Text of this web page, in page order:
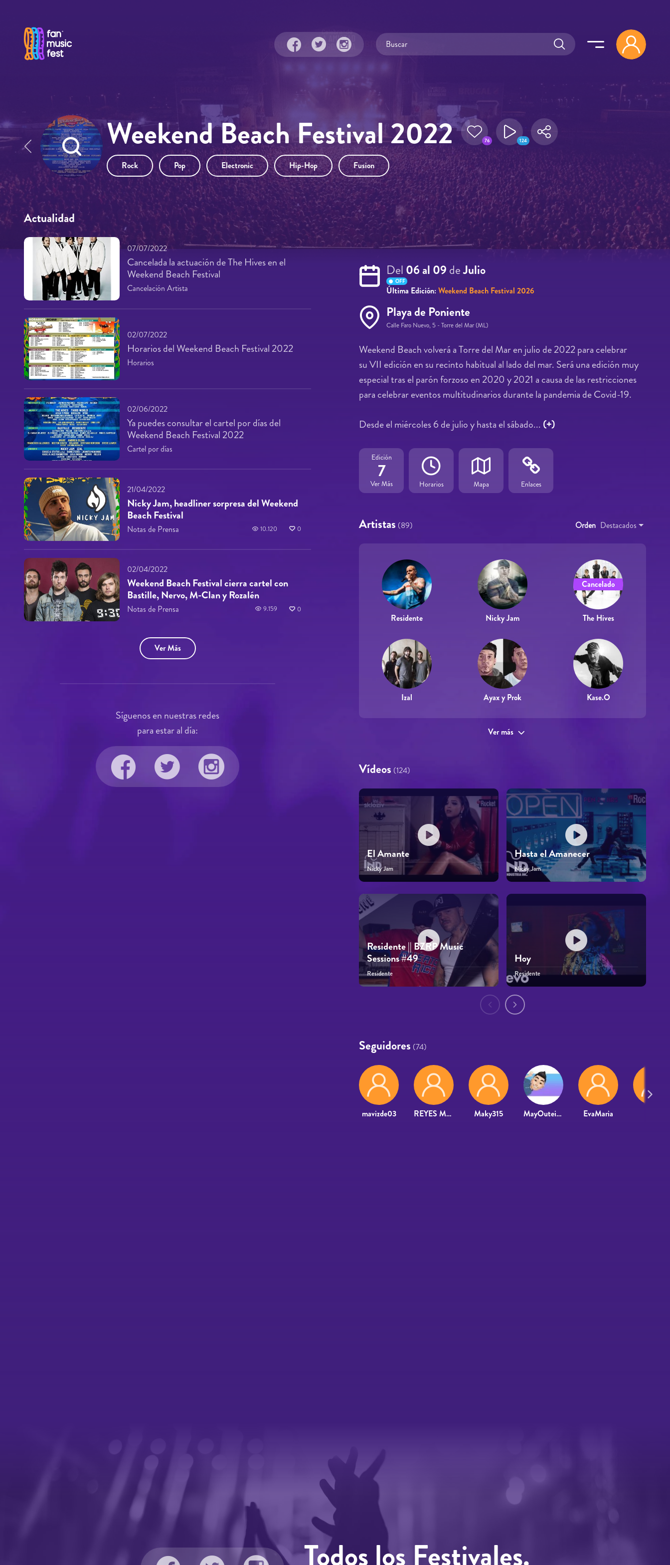
Weekend Beach Festival 2022 76 124
Rock Pop Electronic Hip-Hop Fusion
Del 06 al 09 deJulio
OFF
Última Edición:Weekend Beach Festival 2026
Playa de Poniente
Calle Faro Nuevo, 5 - Torre del Mar (ML)
Weekend Beach volverá a Torre del Mar en julio de 2022 para celebrar
su VII edición en su recinto habitual al lado del mar. Será una edición muy
especial tras el parón forzoso en 2020 y 2021 a causa de las restricciones
para celebrar eventos multitudinarios durante la pandemia de Covid-19.
Desde el miércoles 6 de julio y hasta el sábado... (+)
Edición
7
Ver Más Horarios Mapa Enlaces
Artistas (89) Orden Destacados
Residente Nicky Jam
Cancelado
The Hives
Izal Ayax y Prok Kase.O
Ver más
Vídeos (124)
El Amante
Nicky Jam
Hasta el Amanecer
Nicky Jam
Residente || BZRP Music
Sessions #49
Residente
Hoy
Residente
Seguidores (74)
mavizde03 REYES MORENO MUÑOZ Maky315 MayOuteiral EvaMaria
Actualidad
07/07/2022
Cancelada la actuación de The Hives en el
Weekend Beach Festival
Cancelación Artista
02/07/2022
Horarios del Weekend Beach Festival 2022
Horarios
02/06/2022
Ya puedes consultar el cartel por días del
Weekend Beach Festival 2022
Cartel por días
21/04/2022
Nicky Jam, headliner sorpresa del Weekend
Beach Festival
Notas de Prensa 10.120 0
02/04/2022
Weekend Beach Festival cierra cartel con
Bastille, Nervo, M-Clan y Rozalén
Notas de Prensa 9.159 0
Ver Más
Síguenos en nuestras redes
para estar al día:
Todos los Festivales.